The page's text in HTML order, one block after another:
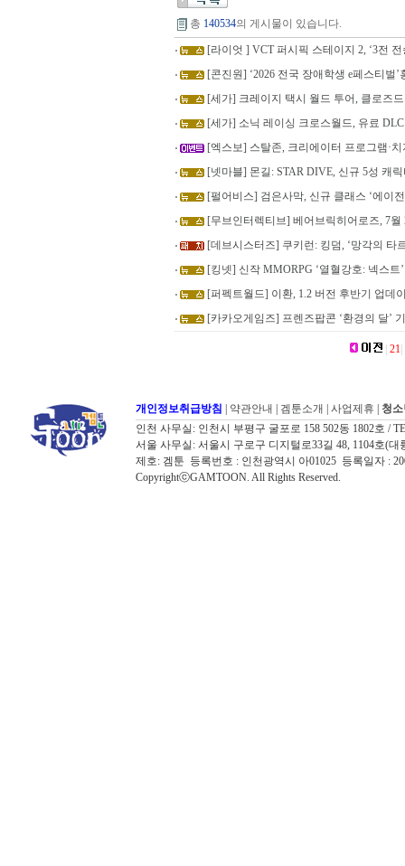
총 140534의 게시물이 있습니다.
[라이엇 ] VCT 퍼시픽 스테이지 2, ‘3전
[콘진원] ‘2026 전국 장애학생 e페스티벌
[세가] 크레이지 택시 월드 투어, 클로즈
[세가] 소닉 레이싱 크로스월드, 유료
[엑스보] 스탈존, 크리에이터 프로그램·
[넷마블] 몬길: STAR DIVE, 신규 5성 캐
[펄어비스] 검은사막, 신규 클래스 ‘에이
[무브인터렉티브] 베어브릭히어로즈, 7월
[데브시스터즈] 쿠키런: 킹덤, ‘망각의 타
[킹넷] 신작 MMORPG ‘열혈강호: 넥스트
[퍼펙트월드] 이환, 1.2 버전 후반기 업데
[카카오게임즈] 프렌즈팝콘 ‘환경의 달’
21|
개인정보취급방침 약관안내 겜툰소개 사업제휴
청
인천 사무실: 인천시 부평구 굴포로 158 502동 1802호 /
서울 사무실: 서울시 구로구 디지털로33길 48, 1104호(대
제호: 겜툰 등록번호 : 인천광역시 아01025 등록일자 :
CopyrightⓒGAMTOON. All Rights Reserved.